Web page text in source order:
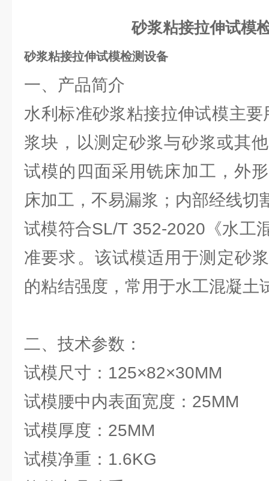
砂浆粘接拉伸试模
砂浆粘接拉伸试模检测设备
一、产品简介
水利标准砂浆粘接拉伸试模‌主
浆块，以测定砂浆与砂浆或其
试模的四面采用铣床加工，外
床加工，不易漏浆；内部经线切
试模符合SL/T 352-2020《水工
准要求‌。该试模适用于测定砂
的粘结强度，常用于水工混凝土
二、技术参数：
‌试模尺寸‌：125×82×30MM
‌试模腰中内表面宽度‌：25MM
‌试模厚度‌：25MM
‌试模净重‌：1.6KG